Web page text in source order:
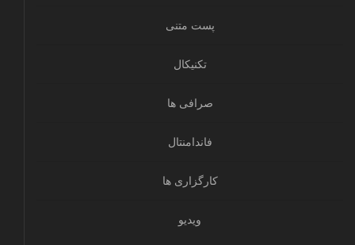
پست متنی
تکنیکال
صرافی ها
فاندامنتال
کارگزاری ها
ویدیو